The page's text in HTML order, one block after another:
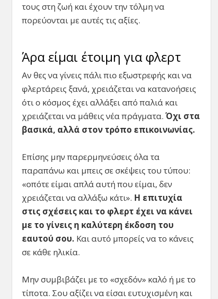
τους στη ζωή και έχουν την τόλμη να
πορεύονται με αυτές τις αξίες.
Άρα είμαι έτοιμη για φλερτ
Αν θες να γίνεις πάλι πιο εξωστρεφής και να
φλερτάρεις ξανά, χρειάζεται να κατανοήσεις
ότι ο κόσμος έχει αλλάξει από παλιά και
χρειάζεται να μάθεις νέα πράγματα. Όχι στα
βασικά, αλλά στον τρόπο επικοινωνίας.
Επίσης μην παρερμηνεύσεις όλα τα
παραπάνω και μπεις σε σκέψεις του τύπου:
«οπότε είμαι απλά αυτή που είμαι, δεν
χρειάζεται να αλλάξω κάτι». Η επιτυχία
στις σχέσεις και το φλερτ έχει να κάνει
με το γίνεις η καλύτερη έκδοση του
εαυτού σου. Και αυτό μπορείς να το κάνεις
σε κάθε ηλικία.
Μην συμβιβάζει με το «σχεδόν» καλό ή με το
τίποτα. Σου αξίζει να είσαι ευτυχισμένη και